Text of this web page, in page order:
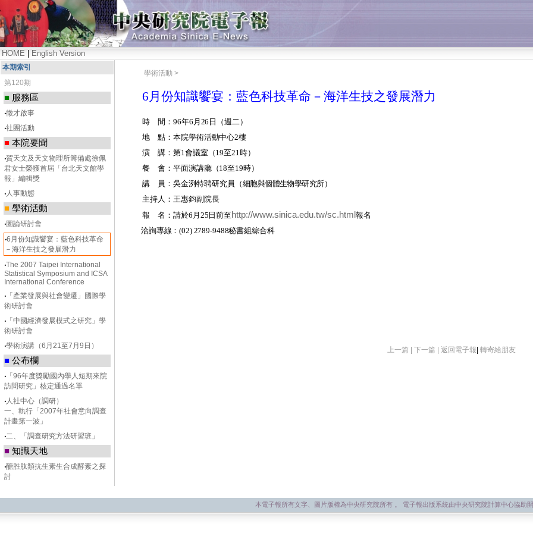
HOME English Version
本期索引
第120期
■ 服務區
‧徵才啟事
‧社團活動
■ 本院要聞
‧賀天文及天文物理所籌備處徐佩
君女士榮獲首屆「台北天文館學
報」編輯獎
‧人事動態
■ 學術活動
‧圖論研討會
‧6月份知識饗宴：藍色科技革命
－海洋生技之發展潛力
‧The 2007 Taipei International
Statistical Symposium and ICSA
International Conference
‧ 「產業發展與社會變遷」國際學
術研討會
‧ 「中國經濟發展模式之研究」學
術研討會
‧學術演講（6月21至7月9日）
■ 公布欄
‧ 「96年度獎勵國內學人短期來院
訪問研究」核定通過名單
‧人社中心（調研）
一、執行「2007年社會意向調查
計畫第一波」
‧二、「調查研究方法研習班」
■ 知識天地
‧醣胜肽類抗生素生合成酵素之探
討
學術活動 >
6月份知識饗宴：藍色科技革命－海洋生技之發展潛力
時 間：96年6 月 26 日 （週二）
地 點：本院學術活動中心2樓
演 講：第1會議室（19至21時）
餐 會：平面演講廳（18至19時）
講 員：吳金洌特聘研究員
（細胞與個體生物學研究所）
主持人：王惠鈞副院長
報 名：請於6 月 25 日前至 http://www.sinica.edu.tw/sc.html報名
洽詢專線：(02) 2789-9488秘書組綜合科
上一篇 | 下一篇 | 返回電子報 轉寄給朋友
本電子報所有文字、圖片版權為中央研究院所有 。 電子報出版系統由中央研究院計算中心協助